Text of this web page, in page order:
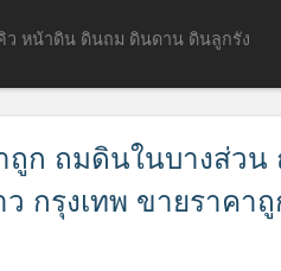
ว หน้าดิน ดินถม ดินดาน ดินลูกรัง
ถูก ถมดินในบางส่ว
กรุงเทพ ขายราคา